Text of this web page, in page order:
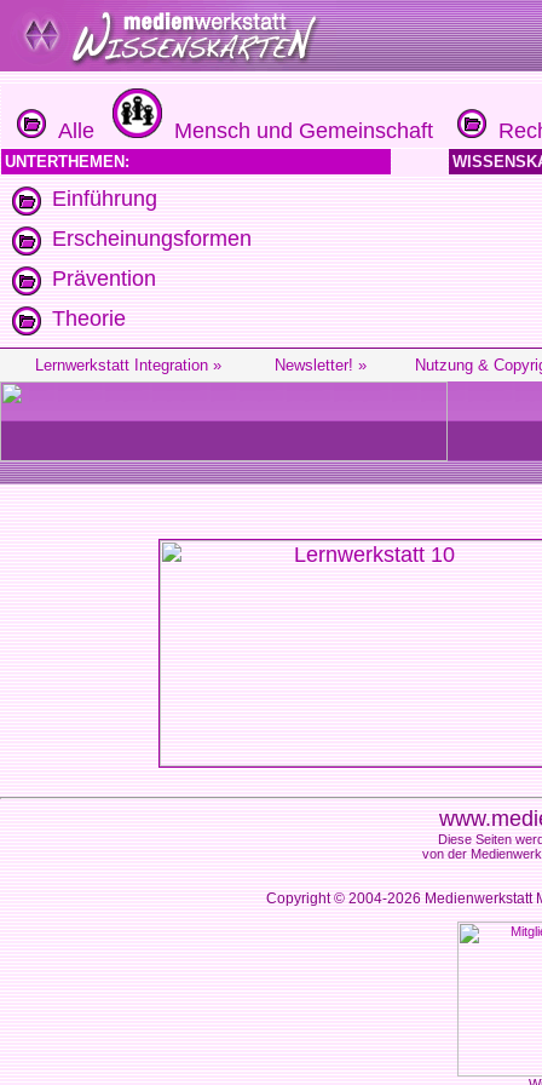
Alle Mensch und Gemeinschaft
UNTERTHEMEN:
Einführung
Erscheinungsformen
Prävention
Theorie
Lernwerkstatt Integration » Newsletter! » Nutzung &
Diese Seiten
von der
Copyright © 2004-2026Medienwerkstatt